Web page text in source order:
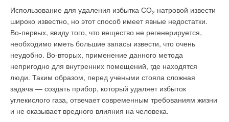
Использование для удаления избытка СО2 натровой извести
широко известно, но этот способ имеет явные недостатки.
Во-первых, ввиду того, что вещество не регенерируется,
необходимо иметь большие запасы извести, что очень
неудобно. Во-вторых, применение данного метода
непригодно для внутренних помещений, где находятся
люди. Таким образом, перед учеными стояла сложная
задача — создать прибор, который удаляет избыток
углекислого газа, отвечает современным требованиям жизни
и не оказывает вредного влияния на человека.
изготовителем как доказательство качества продукции.
Используемые для контроля измерительные приборы и
испытательные стенды ежегодно проходят метрологические
проверки, не реже одного раза в год независимая
лаборатория осуществляет обширную проверку соблюдений
всех правил производственного процесса и заявленных
производителем технических характеристик продукции.
Полностью автоматизированная техника массового
серийного производства на крупнейшем предприятии по
Какого типа датчики ставить?
Чтобы ответить на этот вопрос, необходимо понять
назначение конкретного помещения и его расположения.
Например, ионизационные датчики дыма обнаруживают
возгорание (характерно для химических складов) на более
раннем этапе, чем тление (характерно для офисов).
Ионизационные датчики немедленно распознают огонь по
частичкам сгорающих веществ размером от 0,01 до 0,3
микрон.